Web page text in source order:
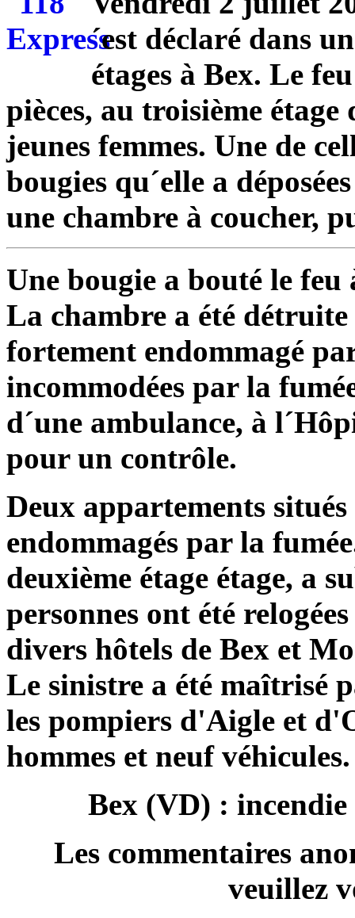
´est déclaré dans
étages à Bex. Le
pièces, au troisième
jeunes femmes. Une de
bougies qu´elle a
une chambre à coucher,
Une bougie a bouté le
La chambre a été
fortement endommagé
incommodées par la
d´une ambulance, à
pour un contrôle.
Deux appartements
endommagés par la
deuxième étage étage, a
personnes ont été
divers hôtels de Bex et
Le sinistre a été maîtrisé
les pompiers d'Aigle et
hommes et neuf véhicules.
Bex (VD) :
Les commentaires
veuillez